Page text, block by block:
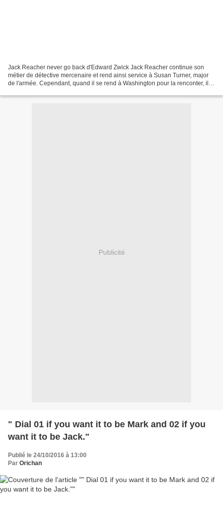
Jack Reacher never go back d'Edward Zwick Jack Reacher continue son
métier de détective mercenaire et rend ainsi service à Susan Turner, major
de l'armée. Cependant, quand il se rend à Washington pour la renconter, il
Publicité
" Dial 01 if you want it to be Mark and 02 if you
want it to be Jack."
Publié le 24/10/2016 à 13:00
Par Orichan